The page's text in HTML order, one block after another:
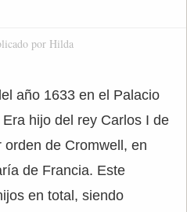
por Hilda
año 1633 en el Palacio
hijo del rey Carlos I de
de Cromwell, en
de Francia. Este
en total, siendo